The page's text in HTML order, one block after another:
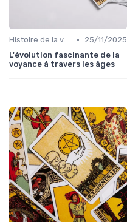
Histoire de la voyance •
25/11/2025
L'évolution fascinante de la
voyance à travers les âges